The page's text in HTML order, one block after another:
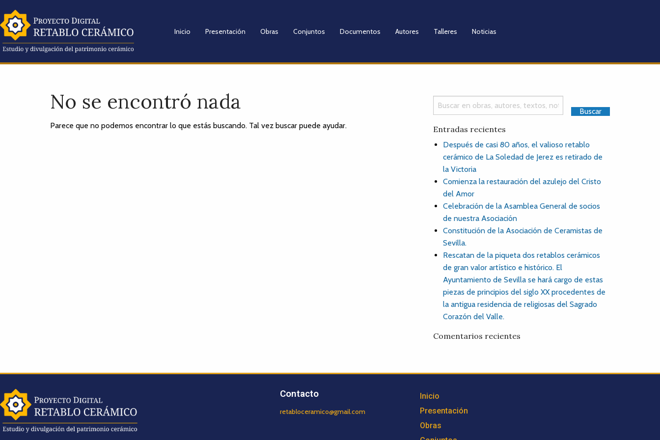
Inicio Presentación Obras Conjuntos Documentos Autores Talleres Noticias
No se encontró nada
Parece que no podemos encontrar lo que estás buscando. Tal vez buscar puede ayudar. Entradas recientes
Después de casi 80 años, el valioso retablo
cerámico de La Soledad de Jerez es retirado de
la Victoria
Comienza la restauración del azulejo del Cristo
del Amor
Celebración de la Asamblea General de socios
de nuestra Asociación
Constitución de la Asociación de Ceramistas de
Sevilla.
Rescatan de la piqueta dos retablos cerámicos
de gran valor artístico e histórico. El
Ayuntamiento de Sevilla se hará cargo de estas
piezas de principios del siglo XX procedentes de
la antigua residencia de religiosas del Sagrado
Corazón del Valle.
Comentarios recientes
Contacto
retabloceramico@gmail.com
Inicio
Presentación
Obras